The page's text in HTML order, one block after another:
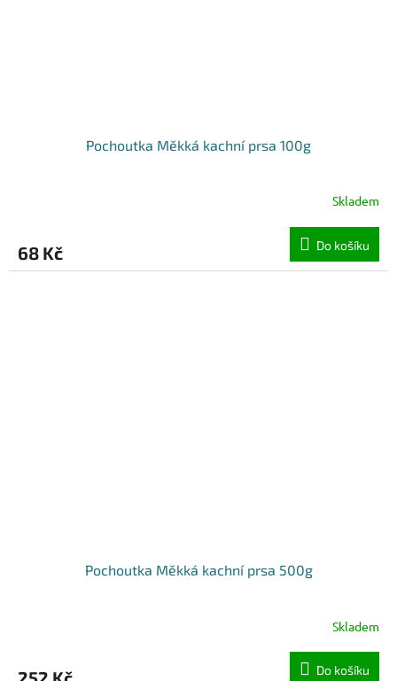
Pochoutka Měkká kachní prsa 100g
Skladem
68 Kč Do košíku
Pochoutka Měkká kachní prsa 500g
Skladem
Do košíku